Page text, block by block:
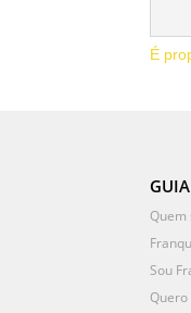
É
Quem
Sou